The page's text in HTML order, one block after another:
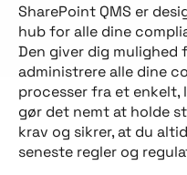
SharePoint QMS er
hub for alle dine
Den giver dig mulighed
administrere alle dine
processer fra et
gør det nemt at holde
krav og sikrer, at du
seneste regler og